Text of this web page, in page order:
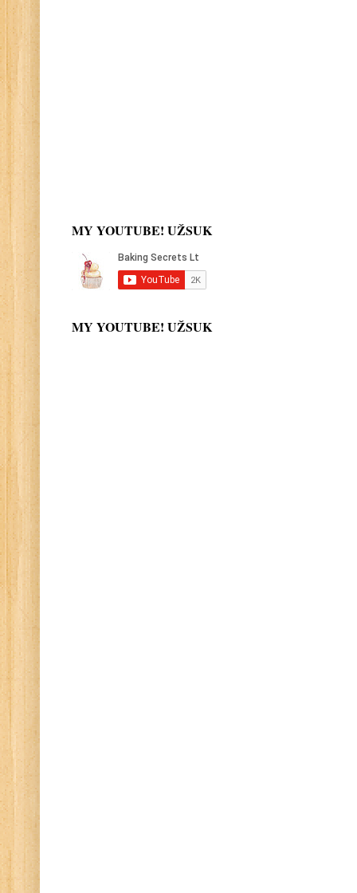
MY YOUTUBE! UŽSUK
MY YOUTUBE! UŽSUK